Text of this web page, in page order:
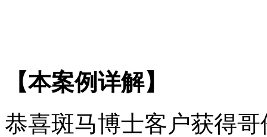
【本案例详解】
恭喜斑马博士客户获得哥